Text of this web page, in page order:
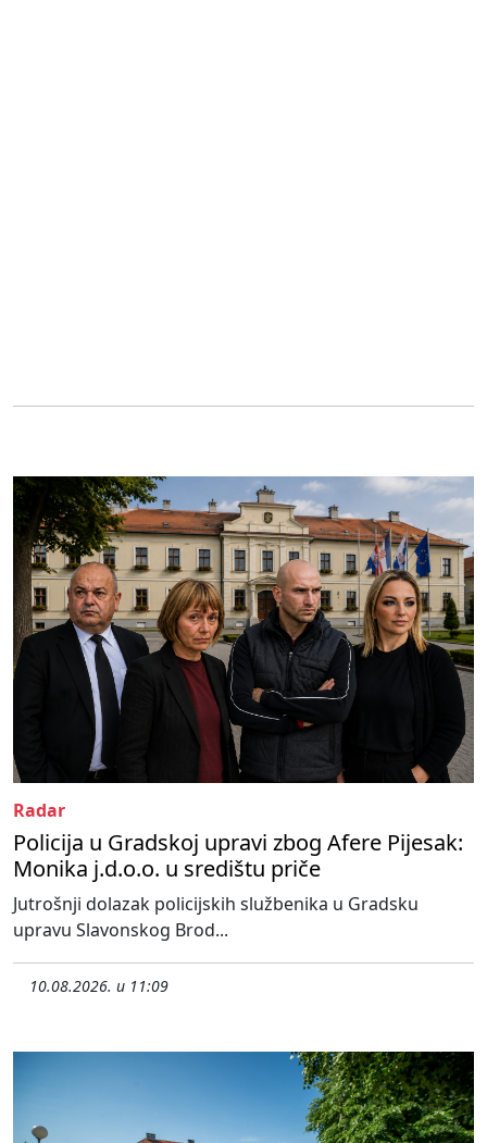
Radar
Policija u Gradskoj upravi zbog Afere Pijesak:
Monika j.d.o.o. u središtu priče
Jutrošnji dolazak policijskih službenika u Gradsku
upravu Slavonskog Brod...
10.08.2026. u 11:09